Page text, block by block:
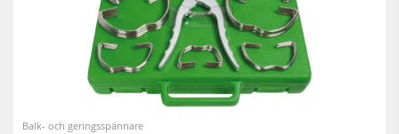
Värmepressar & vakuumpressar
Spånsugar
Renluftsaggregat & utsugsenheter
Matarverk
Balk- och geringsspännare